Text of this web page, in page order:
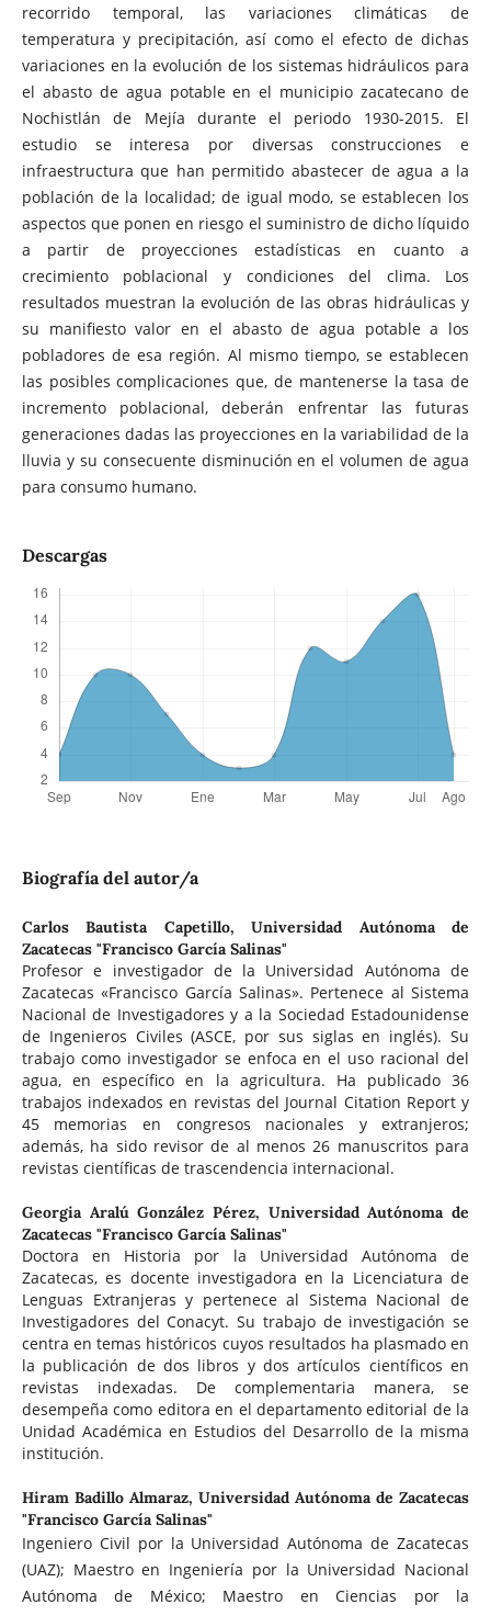
recorrido temporal, las variaciones climáticas de
temperatura y precipitación, así como el efecto de dichas
variaciones en la evolución de los sistemas hidráulicos para
el abasto de agua potable en el municipio zacatecano de
Nochistlán de Mejía durante el periodo 1930-2015. El
estudio se interesa por diversas construcciones e
infraestructura que han permitido abastecer de agua a la
población de la localidad; de igual modo, se establecen los
aspectos que ponen en riesgo el suministro de dicho líquido
a partir de proyecciones estadísticas en cuanto a
crecimiento poblacional y condiciones del clima. Los
resultados muestran la evolución de las obras hidráulicas y
su manifiesto valor en el abasto de agua potable a los
pobladores de esa región. Al mismo tiempo, se establecen
las posibles complicaciones que, de mantenerse la tasa de
incremento poblacional, deberán enfrentar las futuras
generaciones dadas las proyecciones en la variabilidad de la
lluvia y su consecuente disminución en el volumen de agua
para consumo humano.
Descargas
Biografía del autor/a
Carlos Bautista Capetillo,Universidad Autónoma de
Zacatecas "Francisco García Salinas"
Profesor e investigador de la Universidad Autónoma de
Zacatecas «Francisco García Salinas». Pertenece al Sistema
Nacional de Investigadores y a la Sociedad Estadounidense
de Ingenieros Civiles (ASCE, por sus siglas en inglés). Su
trabajo como investigador se enfoca en el uso racional del
agua, en específico en la agricultura. Ha publicado 36
trabajos indexados en revistas del Journal Citation Report y
45 memorias en congresos nacionales y extranjeros;
además, ha sido revisor de al menos 26 manuscritos para
revistas científicas de trascendencia internacional.
Georgia Aralú González Pérez, Universidad Autónoma de
Zacatecas "Francisco García Salinas"
Doctora en Historia por la Universidad Autónoma de
Zacatecas, es docente investigadora en la Licenciatura de
Lenguas Extranjeras y pertenece al Sistema Nacional de
Investigadores del Conacyt. Su trabajo de investigación se
centra en temas históricos cuyos resultados ha plasmado en
la publicación de dos libros y dos artículos científicos en
revistas indexadas. De complementaria manera, se
desempeña como editora en el departamento editorial de la
Unidad Académica en Estudios del Desarrollo de la misma
institución.
Hiram Badillo Almaraz, Universidad Autónoma de Zacatecas
"Francisco García Salinas"
Ingeniero Civil por la Universidad Autónoma de Zacatecas
(UAZ); Maestro en Ingeniería por la Universidad Nacional
Autónoma de México; Maestro en Ciencias por la